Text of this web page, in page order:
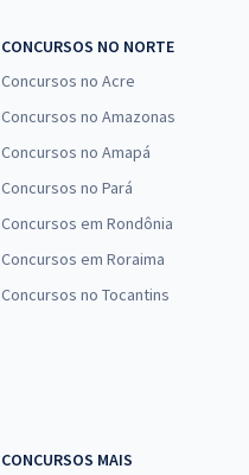
CONCURSOS NO NORTE
Concursos no Acre
Concursos no Amazonas
Concursos no Amapá
Concursos no Pará
Concursos em Rondônia
Concursos em Roraima
Concursos no Tocantins
CONCURSOS MAIS